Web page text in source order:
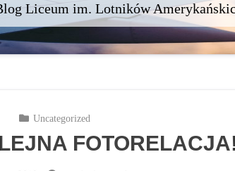
Liceum im. Lotników
Uncategorized
FOTORELACJA!